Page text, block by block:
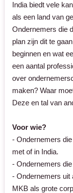
India biedt vele
als een land van
Ondernemers die
plan zijn dit te
beginnen en wat
een aantal
over
maken? Waar
Deze en tal van
Voor wie?
- Ondernemers
met of in India.
- Ondernemers
- Ondernemers uit
MKB als grote